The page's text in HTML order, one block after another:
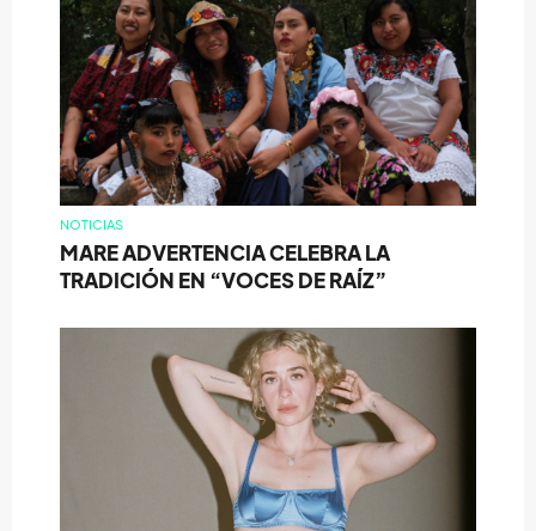
NOTICIAS
MARE ADVERTENCIA CELEBRA LA
TRADICIÓN EN “VOCES DE RAÍZ”